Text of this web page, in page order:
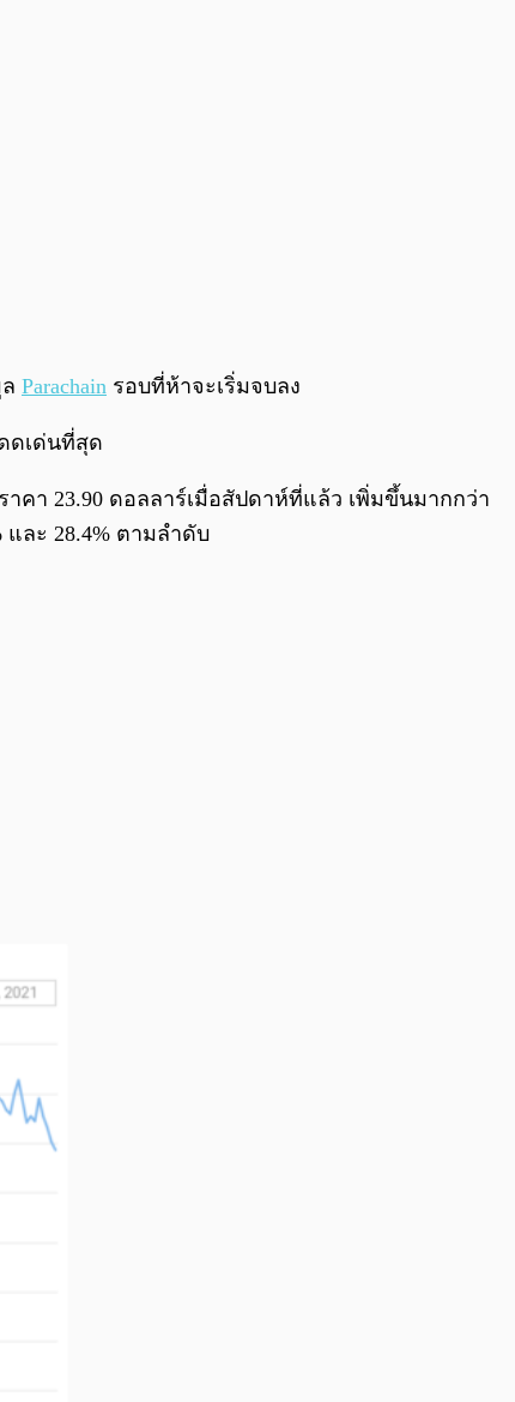
Parachain รอบที่ห้าจะเริ่มจบลง
ดเด่นที่สุด
าคา 23.90 ดอลลาร์เมื่อสัปดาห์ที่แล้ว เพิ่มขึ้นมากกว่า
ละ 28.4% ตามลำดับ